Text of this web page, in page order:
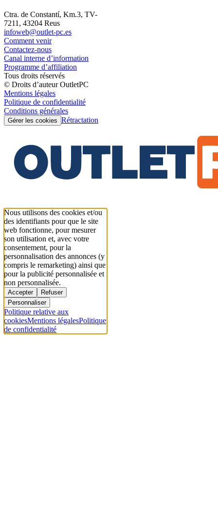
Ctra. de Constantí, Km.3, TV-
7211, 43204 Reus
infoweb@outlet-pc.es
Comment venir
Contactez-nous
Canal interne d’information
Programme d’affiliation
Tous droits réservés
© Droits d’auteur OutletPC
Mentions légales
Politique de confidentialité
Conditions générales
Gérer les cookies Rétractation
Nous utilisons des cookies et/ou
des identifiants pour que le site
web fonctionne, pour mesurer
son utilisation et, avec votre
consentement, pour la
personnalisation des annonces (y
compris le remarketing) ainsi que
pour la publicité personnalisée et
non personnalisée.
Accepter
Refuser
Personnaliser
Politique relative aux
cookiesMentions légalesPolitique
de confidentialité